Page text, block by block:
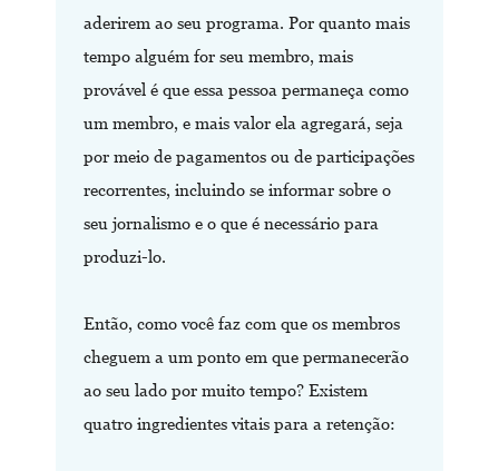
aderirem ao seu programa. Por quanto mais
tempo alguém for seu membro, mais
provável é que essa pessoa permaneça como
um membro, e mais valor ela agregará, seja
por meio de pagamentos ou de participações
recorrentes, incluindo se informar sobre o
seu jornalismo e o que é necessário para
produzi-lo.
Então, como você faz com que os membros
cheguem a um ponto em que permanecerão
ao seu lado por muito tempo? Existem
quatro ingredientes vitais para a retenção: